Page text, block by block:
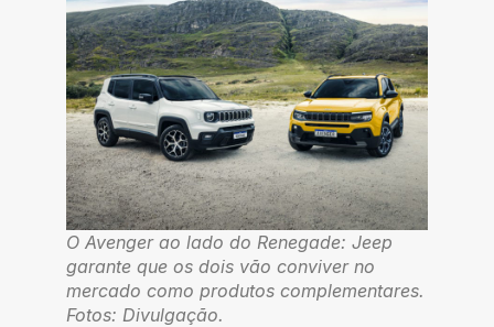
O Avenger ao lado do Renegade: Jeep
garante que os dois vão conviver no
mercado como produtos complementares.
Fotos: Divulgação.